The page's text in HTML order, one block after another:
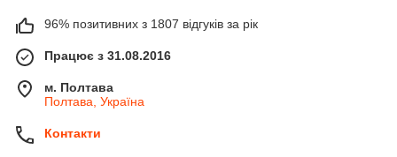
96% позитивних з 1807 відгуків за рік
Працює з 31.08.2016
м. Полтава
Полтава, Україна
Контакти